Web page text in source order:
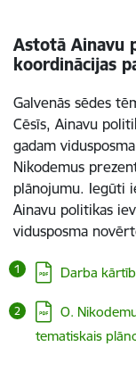
Astotā Ainavu
koordinācijas
Galvenās sēdes
Cēsīs, Ainavu
gadam
Nikodemus
plānojumu. Iegūti
Ainavu politikas
vidusposma
Lejupielādēt:
Darba
Lejupielādēt:
O.
tematiskais